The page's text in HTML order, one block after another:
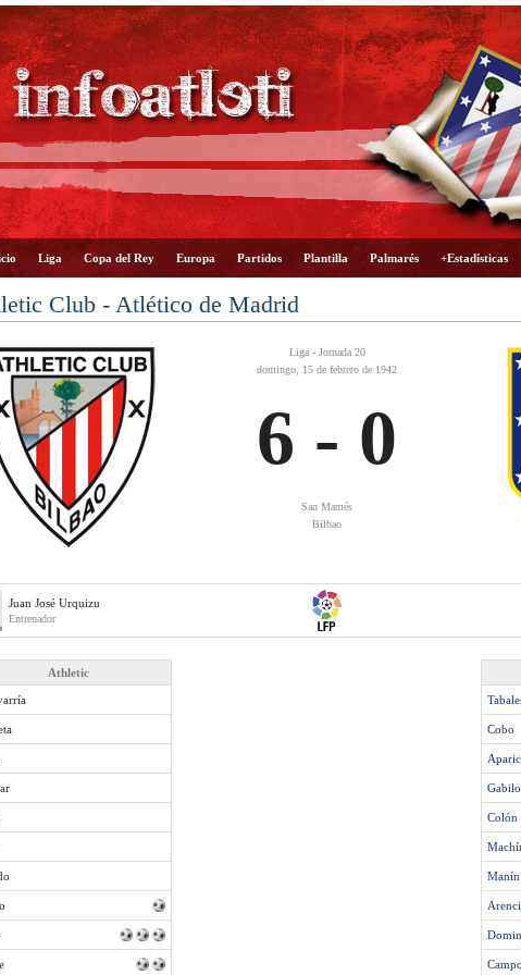
Liga Copa del Rey Europa Partidos Plantilla Palmarés +Estadísticas
Club - Atlético de Madrid
Liga - Jornada 20
domingo, 15 de febrero de 1942
6 - 0
San Mamés
Bilbao
Juan José Urquizu
Entrenador
Athletic
Cobo
Colón
Manín